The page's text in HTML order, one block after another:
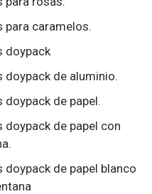
para caramelos.
doypack
doypack de aluminio.
doypack de papel.
doypack de papel con
doypack de papel blanco